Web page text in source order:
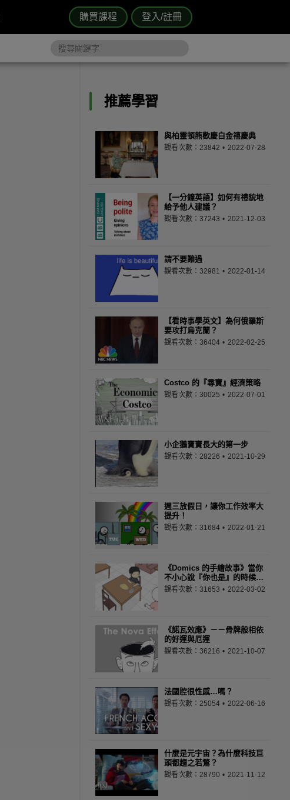
購買課程 登入/註冊
推薦學習
與柏靈頓熊歡慶白金禧慶典
觀看次數：23842 2022-07-28
【一分鐘英語】如何有禮貌地
給予他人建議？
觀看次數：37243 2021-12-03
請不要難過
觀看次數：32981 2022-01-14
【看時事學英文】為何俄羅斯
要攻打烏克蘭？
觀看次數：36404 2022-02-25
Costco 的『尋寶』經濟策略
觀看次數：30025 2022-07-01
小企鵝寶寶長大的第一步
觀看次數：28226 2021-10-29
週三放假日，讓你工作效率大
提升！
觀看次數：31684 2022-01-21
《Domics 的手繪故事》當你
不小心說『你也是』的時候…
觀看次數：31653 2022-03-02
《諾瓦效應》－－骨牌般相依
的好運與厄運
觀看次數：36216 2021-10-07
法國腔很性感…嗎？
觀看次數：25054 2022-06-16
什麼是元宇宙？為什麼科技巨
頭都趨之若鶩？
觀看次數：28790 2021-11-12